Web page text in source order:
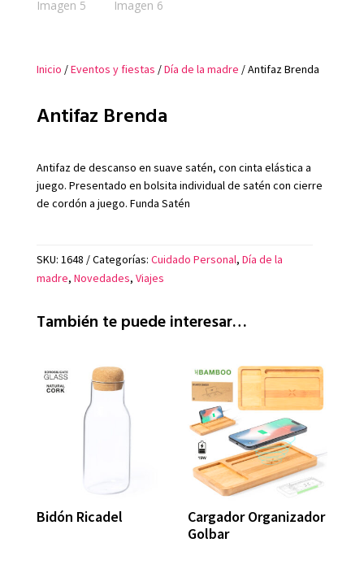
Inicio /Eventos y fiestas /Día de la madre / Antifaz Brenda
Antifaz Brenda
Antifaz de descanso en suave satén, con cinta elástica a
juego. Presentado en bolsita individual de satén con cierre
de cordón a juego. Funda Satén
SKU: 1648 Categorías: Cuidado Personal, Día de la
madre, Novedades, Viajes
También te puede interesar…
Bidón Ricadel
Cargador Organizador
Golbar